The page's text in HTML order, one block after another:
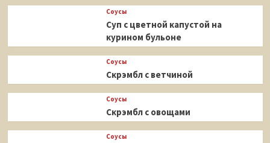
Соусы
Суп с цветной капустой на
курином бульоне
Соусы
Скрэмбл с ветчиной
Соусы
Скрэмбл с овощами
Соусы